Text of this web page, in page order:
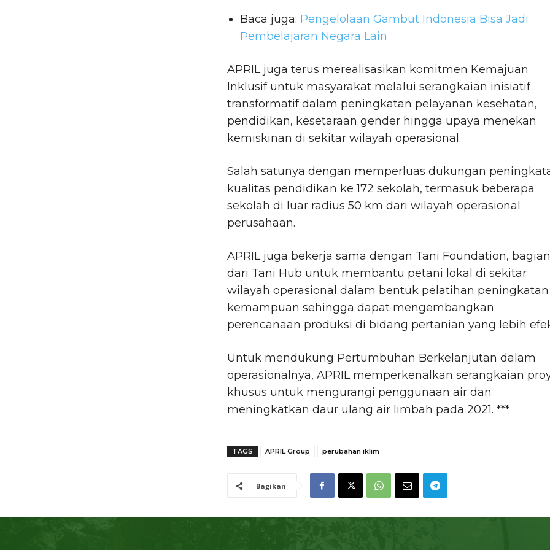
Baca juga: Pengelolaan Gambut Indonesia Bisa Jadi
Pembelajaran Negara Lain
APRIL juga terus merealisasikan komitmen Kemajuan
Inklusif untuk masyarakat melalui serangkaian inisiatif
transformatif dalam peningkatan pelayanan kesehatan,
pendidikan, kesetaraan gender hingga upaya menekan
kemiskinan di sekitar wilayah operasional.
Salah satunya dengan memperluas dukungan
kualitas pendidikan ke 172 sekolah, termasuk beberapa
sekolah di luar radius 50 km dari wilayah operasional
perusahaan.
APRIL juga bekerja sama dengan Tani Foundation, bagian
dari Tani Hub untuk membantu petani lokal di sekitar
wilayah operasional dalam bentuk pelatihan peningkatan
kemampuan sehingga dapat mengembangkan
perencanaan produksi di bidang pertanian yang lebih
Untuk mendukung Pertumbuhan Berkelanjutan dalam
operasionalnya, APRIL memperkenalkan serangkaian
khusus untuk mengurangi penggunaan air dan
meningkatkan daur ulang air limbah pada 2021. ***
TAGS APRIL Group perubahan iklim
Bagikan